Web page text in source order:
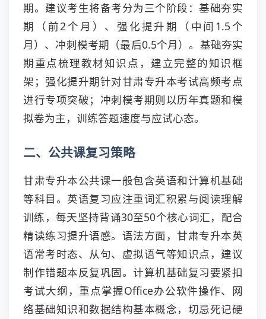
期。建议考生将备考分为三个阶段：基础夯实
期（前2个月）、强化提升期（中间1.5个
月）、冲刺模考期（最后0.5个月）。基础夯实
期重点梳理教材知识点，建立完整的知识框
架；强化提升期针对甘肃专升本考试高频考点
进行专项突破；冲刺模考期则以历年真题和模
拟卷为主，训练答题速度与应试心态。
二、公共课复习策略
甘肃专升本公共课一般包含英语和计算机基础
等科目。英语复习应注重词汇积累与阅读理解
训练，每天坚持背诵30至50个核心词汇，配合
精读练习提升语感。语法方面，甘肃专升本英
语常考时态、从句、虚拟语气等知识点，建议
制作错题本反复巩固。计算机基础复习要紧扣
考试大纲，重点掌握Office办公软件操作、网
络基础知识和数据结构基本概念，切忌死记硬